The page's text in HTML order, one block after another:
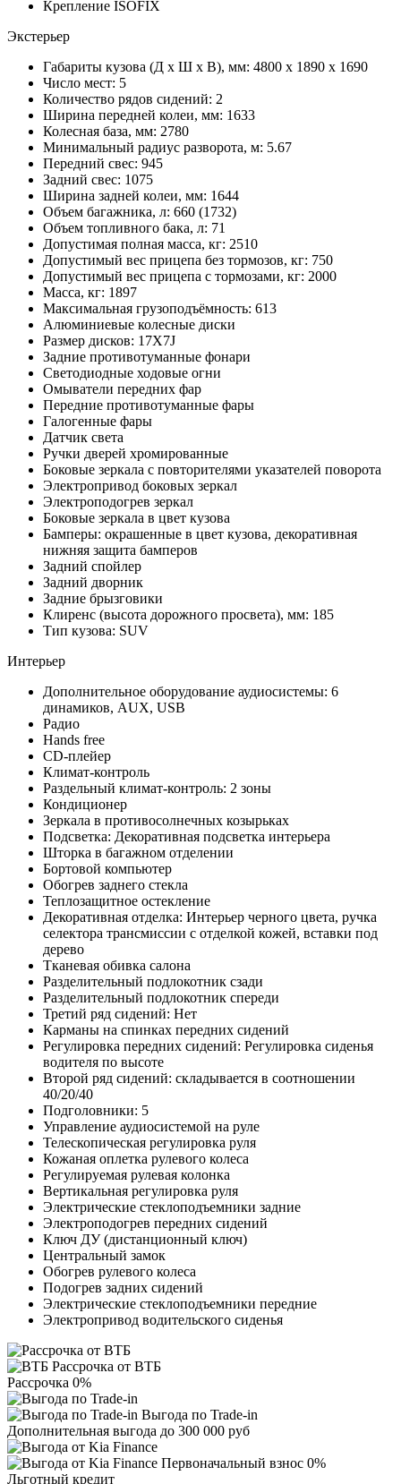
Крепление ISOFIX
Экстерьер
Габариты кузова (Д x Ш x В), мм: 4800 x 1890 x 1690
Число мест: 5
Количество рядов сидений: 2
Ширина передней колеи, мм: 1633
Колесная база, мм: 2780
Минимальный радиус разворота, м: 5.67
Передний свес: 945
Задний свес: 1075
Ширина задней колеи, мм: 1644
Объем багажника, л: 660 (1732)
Объем топливного бака, л: 71
Допустимая полная масса, кг: 2510
Допустимый вес прицепа без тормозов, кг: 750
Допустимый вес прицепа с тормозами, кг: 2000
Масса, кг: 1897
Максимальная грузоподъёмность: 613
Алюминиевые колесные диски
Размер дисков: 17X7J
Задние противотуманные фонари
Светодиодные ходовые огни
Омыватели передних фар
Передние противотуманные фары
Галогенные фары
Датчик света
Ручки дверей хромированные
Боковые зеркала с повторителями указателей поворота
Электропривод боковых зеркал
Электроподогрев зеркал
Боковые зеркала в цвет кузова
Бамперы: окрашенные в цвет кузова, декоративная
нижняя защита бамперов
Задний спойлер
Задний дворник
Задние брызговики
Клиренс (высота дорожного просвета), мм: 185
Тип кузова: SUV
Интерьер
Дополнительное оборудование аудиосистемы: 6
динамиков, AUX, USB
Радио
Hands free
CD-плейер
Климат-контроль
Раздельный климат-контроль: 2 зоны
Кондиционер
Зеркала в противосолнечных козырьках
Подсветка: Декоративная подсветка интерьера
Шторка в багажном отделении
Бортовой компьютер
Обогрев заднего стекла
Теплозащитное остекление
Декоративная отделка: Интерьер черного цвета, ручка
селектора трансмиссии с отделкой кожей, вставки под
дерево
Тканевая обивка салона
Разделительный подлокотник сзади
Разделительный подлокотник спереди
Третий ряд сидений: Нет
Карманы на спинках передних сидений
Регулировка передних сидений: Регулировка сиденья
водителя по высоте
Второй ряд сидений: складывается в соотношении
40/20/40
Подголовники: 5
Управление аудиосистемой на руле
Телескопическая регулировка руля
Кожаная оплетка рулевого колеса
Регулируемая рулевая колонка
Вертикальная регулировка руля
Электрические стеклоподъемники задние
Электроподогрев передних сидений
Ключ ДУ (дистанционный ключ)
Центральный замок
Обогрев рулевого колеса
Подогрев задних сидений
Электрические стеклоподъемники передние
Электропривод водительского сиденья
Рассрочка от ВТБ
Рассрочка 0%
Выгода по Trade-in
Дополнительная выгода до 300 000 руб
Первоначальный взнос 0%
Льготный кредит